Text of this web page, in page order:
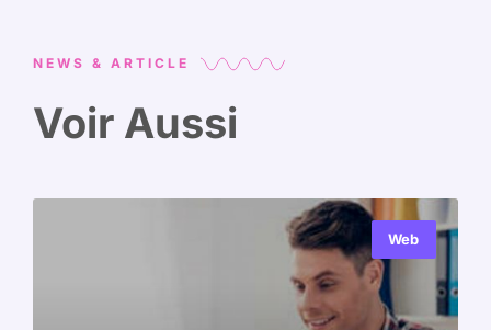
NEWS & ARTICLE
Voir Aussi
Web